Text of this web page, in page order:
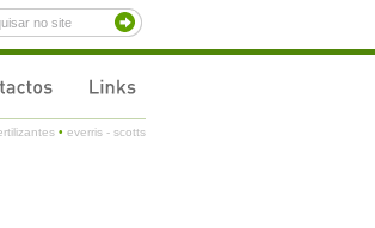
• everris - scotts